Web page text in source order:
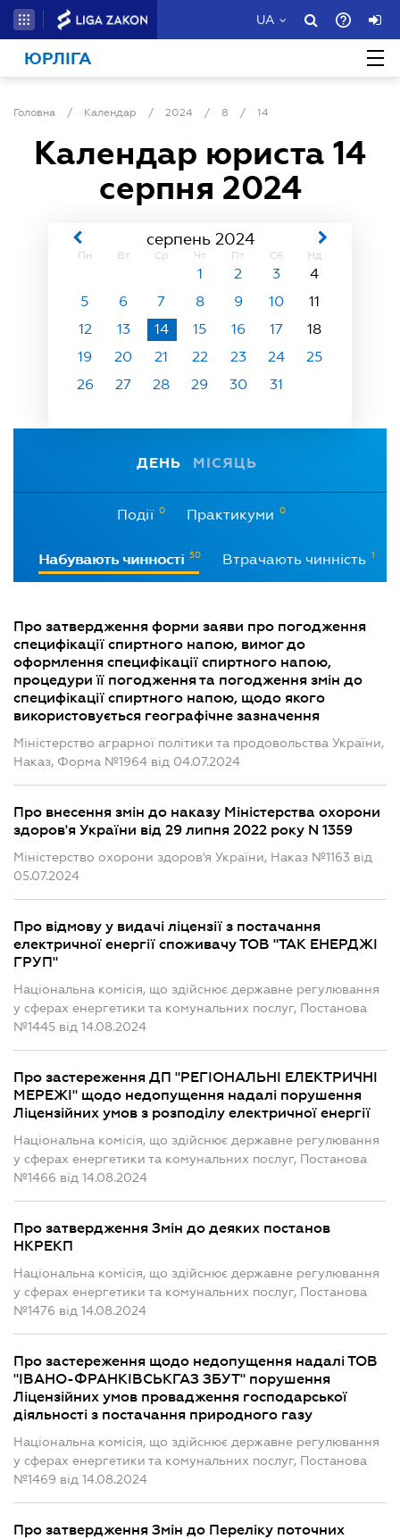
UA
ЮРЛІГА
Головна / Календар / 2024 / 8 / 14
Календар юриста 14
серпня 2024
серпень 2024
Пн Вт Ср Чт Пт Сб Нд
1 2 3
4
5
6 7 8 9 10
11
12
13 14 15 16 17
18
19
20 21 22 23 24
25
26
27 28 29 30 31
ДЕНЬ МІСЯЦЬ
Події 0 Практикуми 0
Набувають чинності 50 Втрачають чинність 1
Про затвердження форми заяви про погодження
специфікації спиртного напою, вимог до
оформлення специфікації спиртного напою,
процедури її погодження та погодження змін до
специфікації спиртного напою, щодо якого
використовується географічне зазначення
Міністерство аграрної політики та продовольства України,
Наказ, Форма №1964 від 04.07.2024
Про внесення змін до наказу Міністерства охорони
здоров'я України від 29 липня 2022 року N 1359
Міністерство охорони здоров'я України, Наказ №1163 від
05.07.2024
Про відмову у видачі ліцензії з постачання
електричної енергії споживачу ТОВ "ТАК ЕНЕРДЖІ
ГРУП"
Національна комісія, що здійснює державне регулювання
у сферах енергетики та комунальних послуг, Постанова
№1445 від 14.08.2024
Про застереження ДП "РЕГІОНАЛЬНІ ЕЛЕКТРИЧНІ
МЕРЕЖІ" щодо недопущення надалі порушення
Ліцензійних умов з розподілу електричної енергії
Національна комісія, що здійснює державне регулювання
у сферах енергетики та комунальних послуг, Постанова
№1466 від 14.08.2024
Про затвердження Змін до деяких постанов
НКРЕКП
Національна комісія, що здійснює державне регулювання
у сферах енергетики та комунальних послуг, Постанова
№1476 від 14.08.2024
Про застереження щодо недопущення надалі ТОВ
"ІВАНО-ФРАНКІВСЬКГАЗ ЗБУТ" порушення
Ліцензійних умов провадження господарської
діяльності з постачання природного газу
Національна комісія, що здійснює державне регулювання
у сферах енергетики та комунальних послуг, Постанова
№1469 від 14.08.2024
Про затвердження Змін до Переліку поточних